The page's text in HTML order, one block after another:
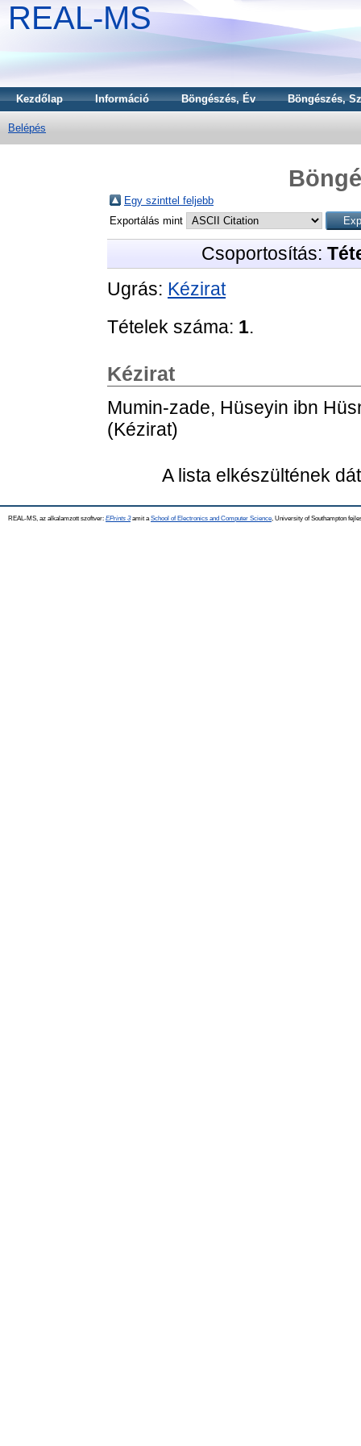
REAL-MS
Kezdőlap Információ Böngészés, Év Böngészés,
Belépés
Egy szinttel feljebb
Exportálás mint
Csoportosítás:
Ugrás: Kézirat
Tételek száma: 1.
Kézirat
Mumin-zade, Hüseyin ibn
(Kézirat)
A lista elkészültének
REAL-MS, az alkalamzott szoftver: EPrints 3amit a School of Electronics and Computer Science , University of Southampton